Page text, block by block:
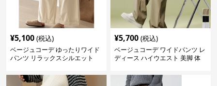
¥5,100 (税込)
ベージュコーデ ゆったりワイド
パンツ リラックスシルエット
¥5,700 (税込)
ベージュコーデ ワイドパンツ レ
ディース ハイウエスト 美脚 体